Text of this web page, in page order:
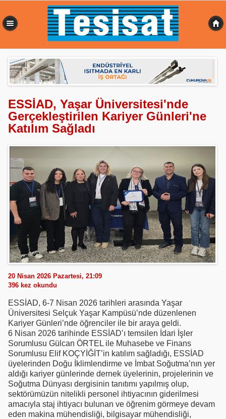
ESSİAD, Yaşar Üniversitesi'nde
Gerçekleştirilen Kariyer Günleri'ne
Katılım Sağladı
20 Nisan 2026 Pazartesi, 21:09
396 kez okundu
ESSİAD, 6-7 Nisan 2026 tarihleri arasında Yaşar
Üniversitesi Selçuk Yaşar Kampüsü’nde düzenlenen
Kariyer Günleri’nde öğrenciler ile bir araya geldi.
6 Nisan 2026 tarihinde ESSİAD’ı temsilen İdari İşler
Sorumlusu Gülcan ÖRTEL ile Muhasebe ve Finans
Sorumlusu Elif KOÇYİĞİT’in katılım sağladığı, ESSİAD
üyelerinden Doğu İklimlendirme ve İmbat Soğutma’nın yer
aldığı kariyer günlerinde dernek üyelerinin, projelerinin ve
Soğutma Dünyası dergisinin tanıtımı yapılmış olup,
sektörümüzün nitelikli personel ihtiyacının giderilmesi
amacıyla staj ihtiyacı bulunan ve öğrenim görmeye devam
eden makina mühendisliği, bilgisayar mühendisliği,
0,363 sn